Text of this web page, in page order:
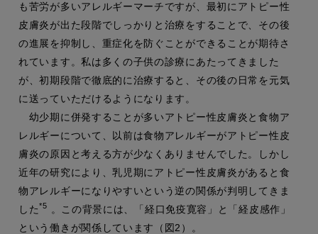
も苦労が多いアレルギーマーチですが、最初にアトピー性
皮膚炎が出た段階でしっかりと治療をすることで、その後
の進展を抑制し、重症化を防ぐことができることが期待さ
れています。私は多くの子供の診療にあたってきました
が、初期段階で徹底的に治療すると、その後の日常を元気
に送っていただけるようになります。
幼少期に併発することが多いアトピー性皮膚炎と食物ア
レルギーについて、以前は食物アレルギーがアトピー性皮
膚炎の原因と考える方が少なくありませんでした。しかし
近年の研究により、乳児期にアトピー性皮膚炎があると食
物アレルギーになりやすいという逆の関係が判明してきま
した *5
。この背景には、「経口免疫寛容」と「経皮感作」
という働きが関係しています（図2）。